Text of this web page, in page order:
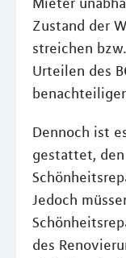
Zustand der
streichen
Urteilen des
Dennoch ist
gestattet,
Jedoch
des